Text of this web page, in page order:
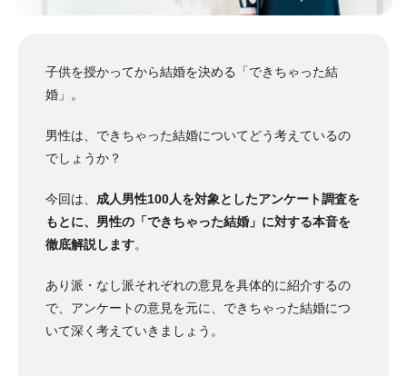
子供を授かってから結婚を決める「できちゃった結
婚」。
男性は、できちゃった結婚についてどう考えているの
でしょうか？
今回は、 成人男性100人を対象としたアンケート調査を
もとに、男性の「できちゃった結婚」に対する本音を
徹底解説します。
あり派・なし派それぞれの意見を具体的に紹介するの
で、アンケートの意見を元に、できちゃった結婚につ
いて深く考えていきましょう。